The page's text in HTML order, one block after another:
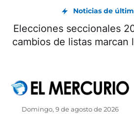
Noticias de
Elecciones seccionales
cambios de listas marcan
Domingo, 9 de agosto de 2026